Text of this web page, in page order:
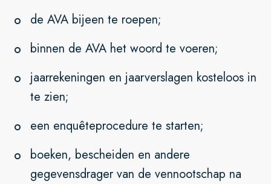
de AVA bijeen te roepen;
binnen de AVA het woord te voeren;
jaarrekeningen en jaarverslagen kosteloos in
te zien;
een enquêteprocedure te starten;
boeken, bescheiden en andere
gegevensdrager van de vennootschap na